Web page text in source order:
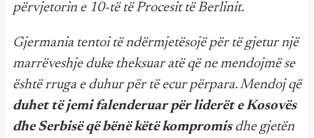
përvjetorin e 10-të të Procesit të Berlinit.
Gjermania tentoi të ndërmjetësojë për të gjetur një
marrëveshje duke theksuar atë që ne mendojmë se
është rruga e duhur për të ecur përpara. Mendoj që
duhet të jemi falenderuar për liderët e Kosovës
dhe Serbisë që bënë këtë kompromis dhe gjetën